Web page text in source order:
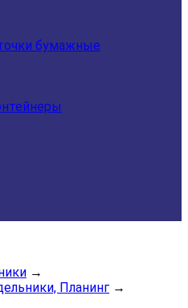
бумажные
→
Планинг →